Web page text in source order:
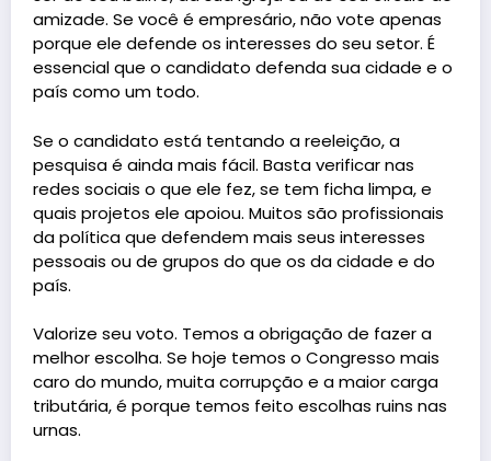
amizade. Se você é empresário, não vote apenas
porque ele defende os interesses do seu setor. É
essencial que o candidato defenda sua cidade e o
país como um todo.
Se o candidato está tentando a reeleição, a
pesquisa é ainda mais fácil. Basta verificar nas
redes sociais o que ele fez, se tem ficha limpa, e
quais projetos ele apoiou. Muitos são profissionais
da política que defendem mais seus interesses
pessoais ou de grupos do que os da cidade e do
país.
Valorize seu voto. Temos a obrigação de fazer a
melhor escolha. Se hoje temos o Congresso mais
caro do mundo, muita corrupção e a maior carga
tributária, é porque temos feito escolhas ruins nas
urnas.